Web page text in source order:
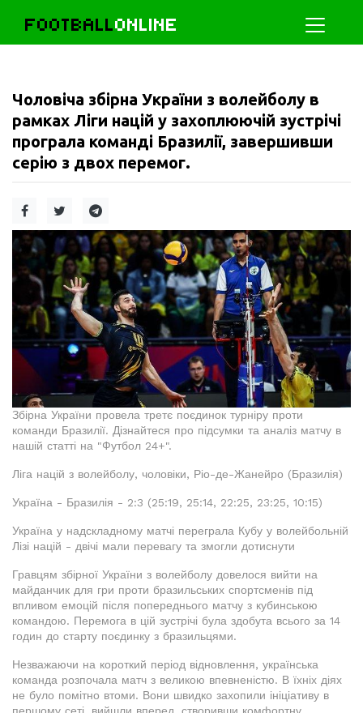
FOOTBALLONLINE
Чоловіча збірна України з волейболу в
рамках Ліги націй у захоплюючій зустрічі
програла команді Бразилії, завершивши
серію з двох перемог.
Збірна України провела третє поєдинок турніру проти
команди Бразилії. Дізнайтеся про підсумки та аналіз матчу в
нашій статті на "Футбол 24+".
Ліга націй з волейболу, чоловіки, Ріо-де-Жанейро (Бразилія)
Україна - Бразилія - 2:3 (25:19, 25:14, 22:25, 23:25, 10:15)
Україна у надскладному матчі переграла Кубу у волейбольній
Лізі націй - двічі мали перевагу та змогли дотиснути
Гравцям збірної України з волейболу довелося вийти на
майданчик для гри проти бразильських спортсменів під
впливом емоцій після попереднього матчу з кубинською
командою. Перемога в цій зустрічі була здобута всього за 14
годин до старту поєдинку з бразильцями.
Незважаючи на короткий період відновлення, українська
команда розпочала матч з великою впевненістю. В їхніх діях
не було помітно втоми. Вони швидко захопили ініціативу в